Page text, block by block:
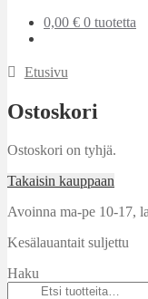
0,00 € 0 tuotetta
Etusivu
Ostoskori
Ostoskori on tyhjä.
Takaisin kauppaan
Avoinna ma-pe 10-17,
Kesälauantait suljettu
Haku